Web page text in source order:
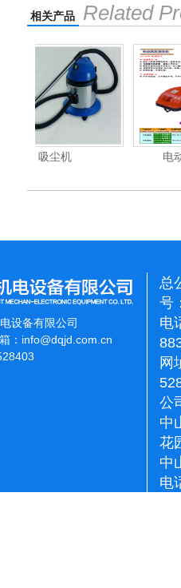
相关产品 Related
电动高压清洗机
设备有限公司
： info@dqjd.com.cn
总
号
电
网
公
中
花
中
电